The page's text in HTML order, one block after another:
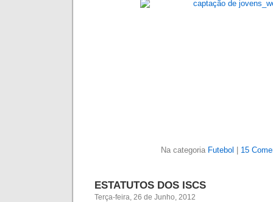
Na categoria Futebol 15
ESTATUTOS DOS ISCS
Terça-feira, 26 de Junho, 2012